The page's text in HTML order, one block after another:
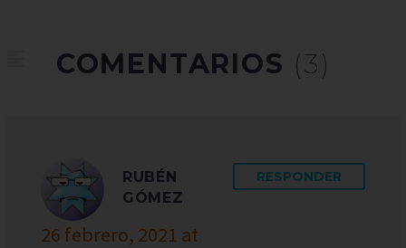
COMENTARIOS (3)
RUBÉN
GÓMEZ
26 febrero, 2021 at
RESPONDER